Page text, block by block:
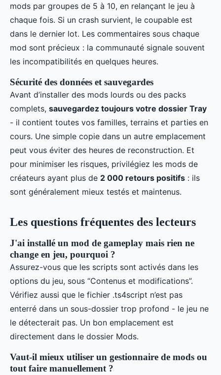
mods par groupes de 5 à 10, en relançant le jeu à
chaque fois. Si un crash survient, le coupable est
dans le dernier lot. Les commentaires sous chaque
mod sont précieux : la communauté signale souvent
les incompatibilités en quelques heures.
Sécurité des données et sauvegardes
Avant d’installer des mods lourds ou des packs
complets, sauvegardez toujours votre dossier Tray
- il contient toutes vos familles, terrains et parties en
cours. Une simple copie dans un autre emplacement
peut vous éviter des heures de reconstruction. Et
pour minimiser les risques, privilégiez les mods de
créateurs ayant plus de 2 000 retours positifs : ils
sont généralement mieux testés et maintenus.
Les questions fréquentes des lecteurs
J'ai installé un mod de gameplay mais rien ne
change en jeu, pourquoi ?
Assurez-vous que les scripts sont activés dans les
options du jeu, sous “Contenus et modifications”.
Vérifiez aussi que le fichier .ts4script n’est pas
enterré dans un sous-dossier trop profond - le jeu ne
le détecterait pas. Un bon emplacement est
directement dans le dossier Mods.
Vaut-il mieux utiliser un gestionnaire de mods ou
tout faire manuellement ?